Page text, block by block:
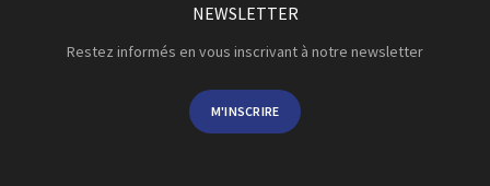
NEWSLETTER
Restez informés en vous inscrivant à notre newsletter
M'INSCRIRE